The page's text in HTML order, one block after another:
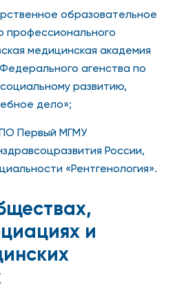
образовательное
профессионального
медицинская академия
агенства по
развитию,
дело»;
Первый МГМУ
России,
«Рентгенология».
и